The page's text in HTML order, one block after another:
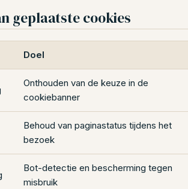
geplaatste cookies
Doel
Onthouden van de keuze in de
cookiebanner
Behoud van paginastatus tijdens het
bezoek
Bot-detectie en bescherming tegen
misbruik